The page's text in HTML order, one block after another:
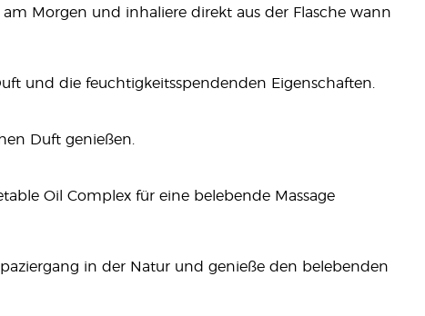
Morgen und inhaliere direkt aus der Flasche wann
und die feuchtigkeitsspendenden Eigenschaften.
Duft genießen.
Oil Complex für eine belebende Massage
in der Natur und genieße den belebenden